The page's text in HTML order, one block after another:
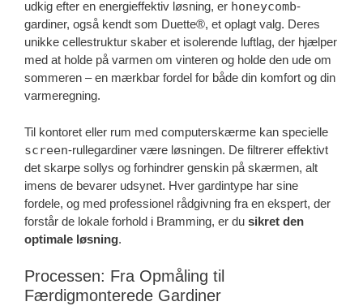
udkig efter en energieffektiv løsning, er honeycomb-
gardiner, også kendt som Duette®, et oplagt valg. Deres
unikke cellestruktur skaber et isolerende luftlag, der hjælper
med at holde på varmen om vinteren og holde den ude om
sommeren – en mærkbar fordel for både din komfort og din
varmeregning.
Til kontoret eller rum med computerskærme kan specielle
screen-rullegardiner være løsningen. De filtrerer effektivt
det skarpe sollys og forhindrer genskin på skærmen, alt
imens de bevarer udsynet. Hver gardintype har sine
fordele, og med professionel rådgivning fra en ekspert, der
forstår de lokale forhold i Bramming, er du sikret den
optimale løsning.
Processen: Fra Opmåling til
Færdigmonterede Gardiner